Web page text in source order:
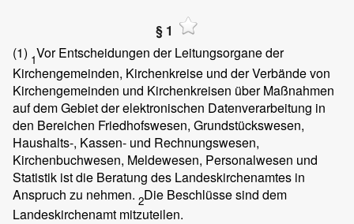
§ 1
(1) 1Vor Entscheidungen der Leitungsorgane der
Kirchengemeinden, Kirchenkreise und der Verbände von
Kirchengemeinden und Kirchenkreisen über Maßnahmen
auf dem Gebiet der elektronischen Datenverarbeitung in
den Bereichen Friedhofswesen, Grundstückswesen,
Haushalts-, Kassen- und Rechnungswesen,
Kirchenbuchwesen, Meldewesen, Personalwesen und
Statistik ist die Beratung des Landeskirchenamtes in
Anspruch zu nehmen. 2Die Beschlüsse sind dem
Landeskirchenamt mitzuteilen.